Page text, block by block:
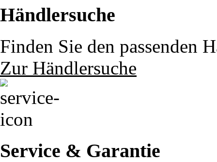
Händlersuche
Finden Sie den passenden
Zur Händlersuche
Service & Garantie